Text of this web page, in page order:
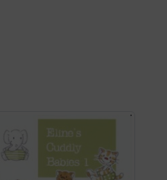
existiert, können Sie die